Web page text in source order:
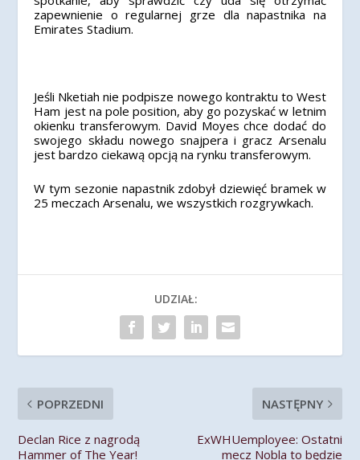
zapewnienie o regularnej grze dla napastnika na
Emirates Stadium.
Jeśli Nketiah nie podpisze nowego kontraktu to West
Ham jest na pole position, aby go pozyskać w letnim
okienku transferowym. David Moyes chce dodać do
swojego składu nowego snajpera i gracz Arsenalu
jest bardzo ciekawą opcją na rynku transferowym.
W tym sezonie napastnik zdobył dziewięć bramek w
25 meczach Arsenalu, we wszystkich rozgrywkach.
UDZIAŁ:
POPRZEDNI
Declan Rice z nagrodą
Hammer of The Year!
NASTĘPNY
ExWHUemployee: Ostatni
mecz Nobla to będzie